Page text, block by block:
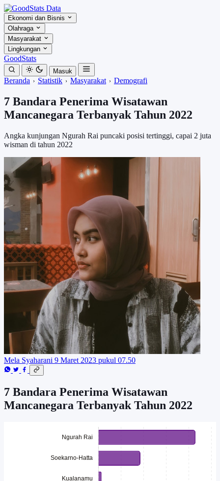
Ekonomi dan Bisnis
Olahraga
Masyarakat
Lingkungan
GoodStats
Masuk
Beranda Statistik Masyarakat Demografi
7 Bandara Penerima Wisatawan
Mancanegara Terbanyak Tahun 2022
Angka kunjungan Ngurah Rai puncaki posisi tertinggi, capai 2 juta
wisman di tahun 2022
Mela Syaharani 9 Maret 2023 pukul 07.50
7 Bandara Penerima Wisatawan
Mancanegara Terbanyak Tahun 2022